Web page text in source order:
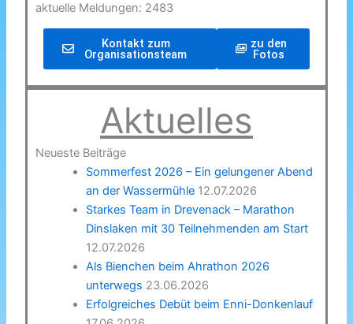
aktuelle Meldungen: 2483
Kontakt zum
Organisationsteam
zu den
Fotos
Aktuelles
Neueste Beiträge
Sommerfest 2026 – Ein gelungener Abend
an der Wassermühle 12.07.2026
Starkes Team in Drevenack – Marathon
Dinslaken mit 30 Teilnehmenden am Start
12.07.2026
Als Bienchen beim Ahrathon 2026
unterwegs 23.06.2026
Erfolgreiches Debüt beim Enni-Donkenlauf